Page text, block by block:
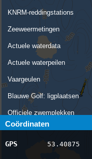
KNRM-reddingstations
Zeeweermetingen
Actuele waterdata
Actuele waterpeilen
Vaargeulen
Blauwe Golf: ligplaatsen
Officiele zwemplekken
Stremmingen/hinder
AIS scheepsposities
Coördinaten
GPS 53.40875